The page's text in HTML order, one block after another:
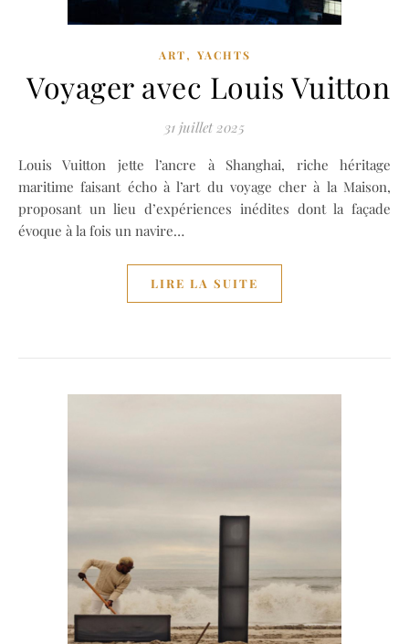
ART, YACHTS
Voyager avec Louis Vuitton
31 juillet 2025
Louis Vuitton jette l’ancre à Shanghai, riche héritage
maritime faisant écho à l’art du voyage cher à la Maison,
proposant un lieu d’expériences inédites dont la façade
évoque à la fois un navire…
LIRE LA SUITE